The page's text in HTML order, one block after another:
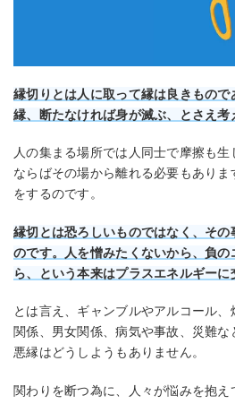
縁切りとは人に取って縁は良きもの
縁、断たなければ身が滅ぶ、とさえ
人の集まる場所では人同士で摩擦も
ならばその場から離れる必要もあり
をするのです。
縁切とは恐ろしいものではなく、そ
のです。人を憎みたくないから、負
ら、という本来はプラスエネルギーに
とは言え、ギャンブルやアルコール
関係、男女関係、病気や事故、災難
悪縁はどうしようもありません。
関わりを断つ為に、人々が悩みを抱え